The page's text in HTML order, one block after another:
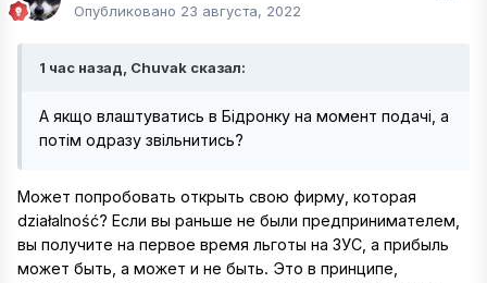
Опубликовано 23 августа, 2022
1 час назад, Chuvak сказал:
А якщо влаштуватись в Бідронку на момент подачі, а
потім одразу звільнитись?
Может попробовать открыть свою фирму, которая
działalność? Если вы раньше не были предпринимателем,
вы получите на первое время льготы на ЗУС, а прибыль
может быть, а может и не быть. Это в принципе,